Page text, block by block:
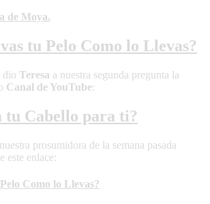
de Moya.
tu Pelo Como lo Llevas?
dio Teresa a nuestra segunda pregunta la
Canal de YouTube:
tu Cabello para ti?
prosumidora de la semana pasada
este enlace:
Como lo Llevas?